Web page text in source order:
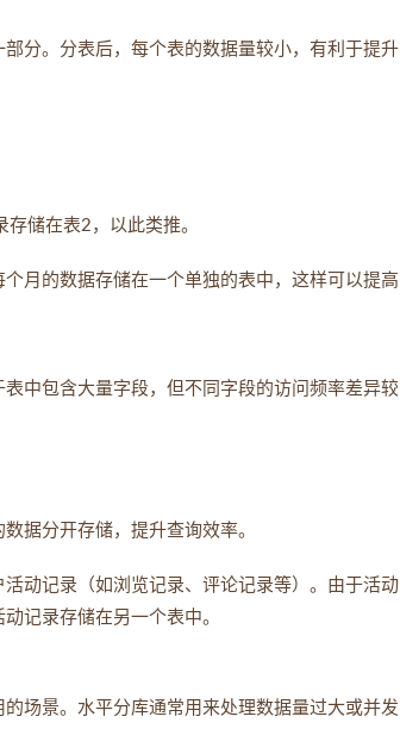
分。分表后，每个表的数据量较小，有利于提升
储在表2，以此类推。
月的数据存储在一个单独的表中，这样可以提高
中包含大量字段，但不同字段的访问频率差异较
据分开存储，提升查询效率。
动记录（如浏览记录、评论记录等）。由于活动
记录存储在另一个表中。
场景。水平分库通常用来处理数据量过大或并发